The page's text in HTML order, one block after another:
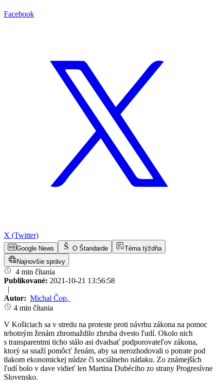
Facebook
X (Twitter)
Google News O Štandarde
Téma týždňa
Najnovšie správy
4 min čítania
Publikované: 2021-10-21 13:56:58
|
Autor: Michal Čop,
4 min čítania
V Košiciach sa v stredu na proteste proti návrhu zákona na pomoc
tehotným ženám zhromaždilo zhruba dvesto ľudí. Okolo nich
s transparentmi ticho stálo asi dvadsať podporovateľov zákona,
ktorý sa snaží pomôcť ženám, aby sa nerozhodovali o potrate pod
tlakom ekonomickej núdze či sociálneho nátlaku. Zo známejších
ľudí bolo v dave vidieť len Martina Dubéciho zo strany Progresívne
Slovensko.